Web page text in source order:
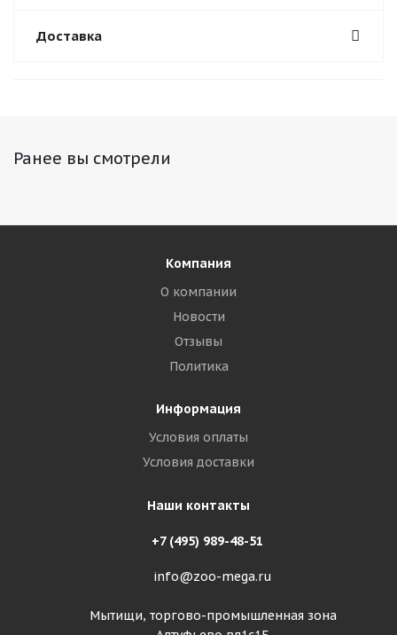
Доставка
Ранее вы смотрели
Компания
О компании
Новости
Отзывы
Политика
Информация
Условия оплаты
Условия доставки
Наши контакты
+7 (495) 989-48-51
info@zoo-mega.ru
Мытищи, торгово-промышленная зона